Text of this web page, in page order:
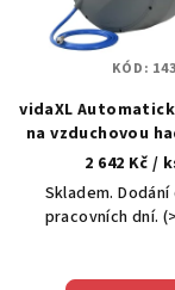
vidaXL
na vzduchovou
30 m
2 642 Kč /
Skladem.
pracovních dní.
KÓD: